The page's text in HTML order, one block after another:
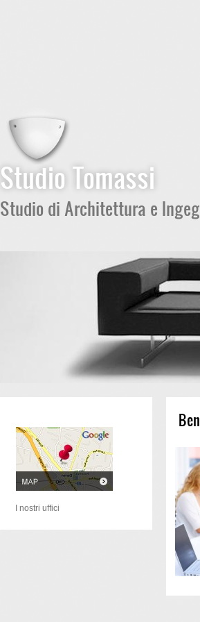
Studio Tomassi
Studio di Architettura e
I nostri uffici